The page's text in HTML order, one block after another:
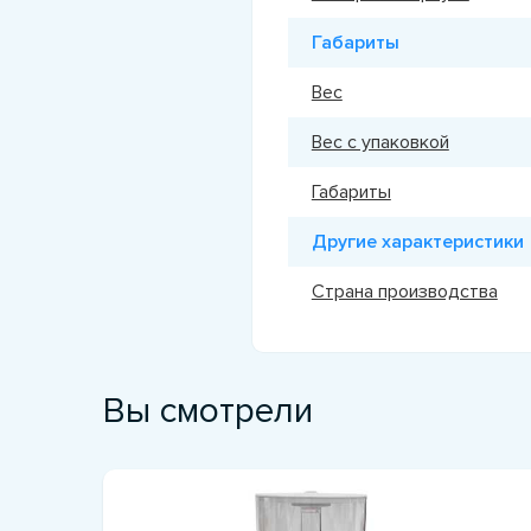
Габариты
Вес
Вес с упаковкой
Габариты
Другие характеристики
Страна производства
Вы смотрели